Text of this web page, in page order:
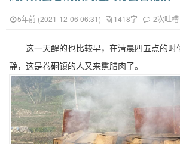
5年前 (2021-12-06 06:31) 1418字 2次吐槽
这一天醒的也比较早，在清晨四五点的
静，这是卷硐镇的人又来熏腊肉了。